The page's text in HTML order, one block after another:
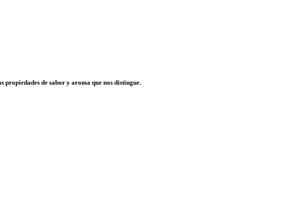
propiedades de sabor y aroma que nos distingue.